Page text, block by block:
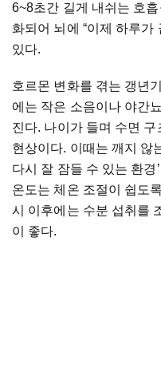
6~8초간 길게 내쉬는 호
화되어 뇌에 “이제 하루가
있다.
호르몬 변화를 겪는 갱년
에는 작은 소음이나 야간
진다. 나이가 들며 수면
현상이다. 이때는 깨지 않
다시 잘 잠들 수 있는 환경
온도는 체온 조절이 쉽도
시 이후에는 수분 섭취를
이 좋다.